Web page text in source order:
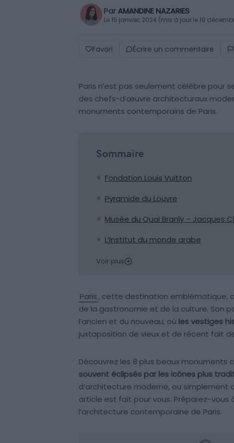
ParAMANDINE NAZARIES
Le 15 janvier, 2024 (mis à jour le 19
Favori Écrire un commentaire
Paris n’est pas seulement célèbre pour
des chefs-d’œuvre architecturaux
monuments contemporains de Paris.
Sommaire
Fondation Louis Vuitton
Pyramide du Louvre
Musée du Quai Branly – Jacques
L’Institut du monde arabe
Voir plus
Paris, cette destination emblématique,
de la gastronomie et de la culture. Son
l’ancien et du nouveau, où les vestiges
juxtaposition de vieux et de récent fait
Découvrez les 8 plus beaux monuments
souvent éclipsés par les icônes plus
d’architecture moderne, ou simplement
article est fait pour vous. Préparez-vous
l’architecture contemporaine de Paris.